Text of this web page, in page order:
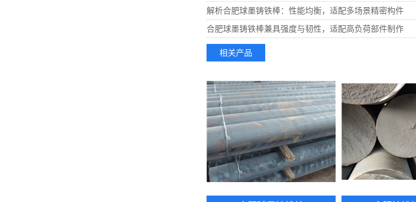
解析合肥球墨铸铁棒：性能均衡，适配多场景精密构件
合肥球墨铸铁棒兼具强度与韧性，适配高负荷部件制作
相关产品